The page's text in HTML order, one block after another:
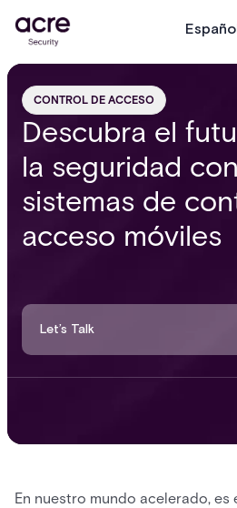
CONTROL DE ACCESO
Descubra el
la seguridad con
sistemas de
acceso móviles
Let’s Talk
En nuestro mundo acelerado,